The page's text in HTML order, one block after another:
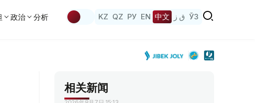
政治 分析 KZ QZ РУ EN 中文 ق ز ЎЗ
相关新闻